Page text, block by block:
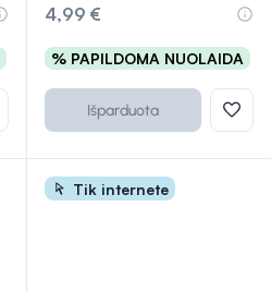
4,99 €
% PAPILDOMA NUOLAIDA
Išparduota
Tik internete